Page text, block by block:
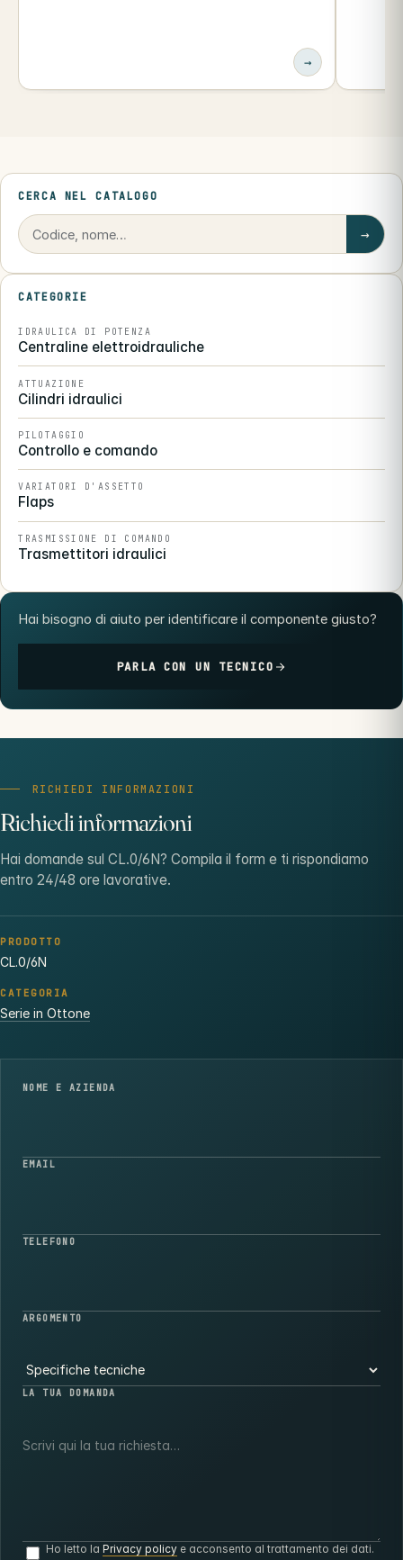
→
CERCA NEL CATALOGO
→
CATEGORIE
IDRAULICA DI POTENZA
Centraline elettroidrauliche
ATTUAZIONE
Cilindri idraulici
PILOTAGGIO
Controllo e comando
VARIATORI D'ASSETTO
Flaps
TRASMISSIONE DI COMANDO
Trasmettitori idraulici
Hai bisogno di aiuto per identificare il componente giusto?
PARLA CON UN TECNICO
RICHIEDI INFORMAZIONI
Richiedi informazioni
Hai domande sul CL.0/6N? Compila il form e ti rispondiamo
entro 24/48 ore lavorative.
PRODOTTO
CL.0/6N
CATEGORIA
Serie in Ottone
NOME E AZIENDA
EMAIL
TELEFONO
ARGOMENTO
LA TUA DOMANDA
Ho letto la Privacy policye acconsento al trattamento dei dati.